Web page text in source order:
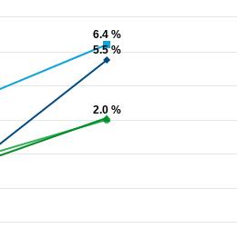
2.0 %
2.0 %
5.5 %
5.5 %
6.4 %
6.4 %